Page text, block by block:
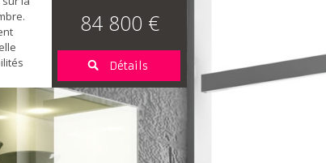
y
de
84 800 €
Détails